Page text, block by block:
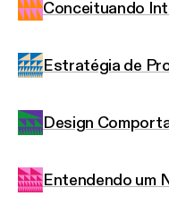
Conceituando
Estratégia de
Design
Entendendo um